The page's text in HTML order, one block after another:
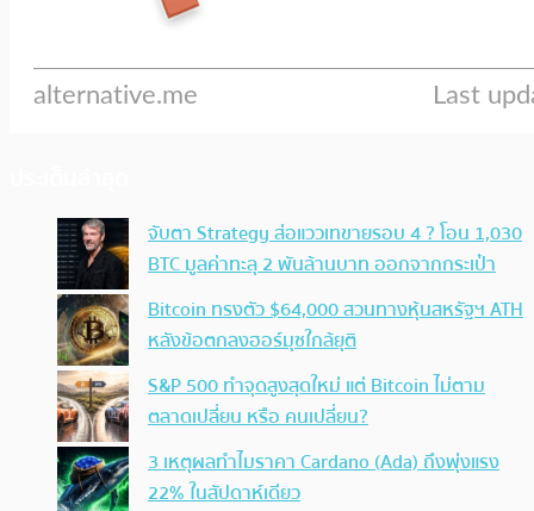
จับตา Strategy ส่อแววเทขายรอบ 4 ? โอน 1,030
BTC มูลค่าทะลุ 2 พันล้านบาท ออกจากกระเป๋า
Bitcoin ทรงตัว $64,000 สวนทางหุ้นสหรัฐฯ ATH
หลังข้อตกลงฮอร์มุซใกล้ยุติ
S&P 500 ทำจุดสูงสุดใหม่ แต่ Bitcoin ไม่ตาม
ตลาดเปลี่ยน หรือ คนเปลี่ยน?
3 เหตุผลทำไมราคา Cardano (Ada) ถึงพุ่งแรง
22% ในสัปดาห์เดียว